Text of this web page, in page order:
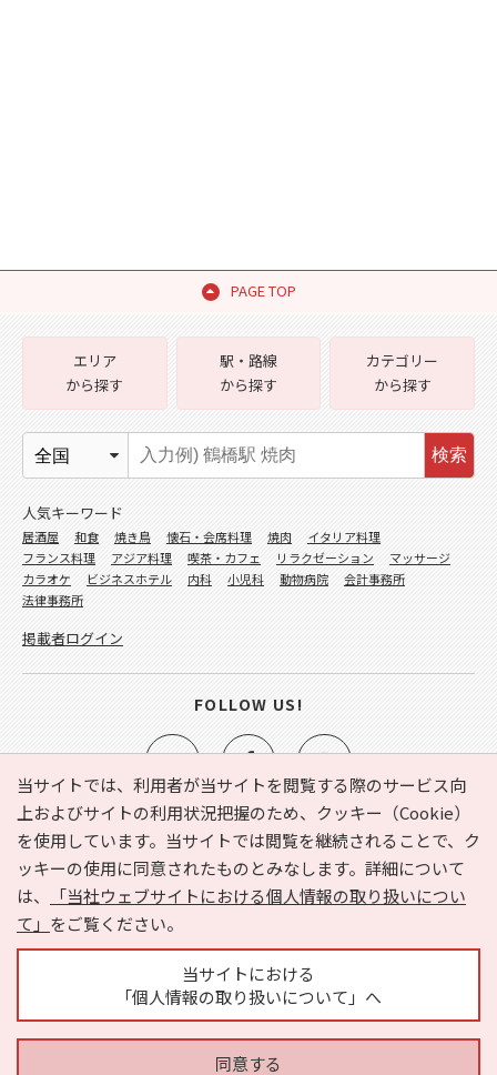
PAGE TOP
当サイトでは、利用者が当サイトを閲覧する際のサービス向
上およびサイトの利用状況把握のため、クッキー（Cookie）
を使用しています。当サイトでは閲覧を継続されることで、ク
ッキーの使用に同意されたものとみなします。詳細について
は、
「当社ウェブサイトにおける個人情報の取り扱いについ
て」 をご覧ください。
当サイトにおける
「個人情報の取り扱いについて」へ
同意する
e-NAVITA（イーナビタ）とは？ お気に入り
ヘルプ
利用規約
個人情報の取り扱いについて
運営会社
サイトマップ
広告掲載に関するお問い合わせ
エリア
から探す
駅・路線
から探す
カテゴリー
から探す
検索
人気キーワード
居酒屋 和食 焼き鳥 懐石・会席料理 焼肉
イタリア料理
フランス料理
アジア料理 喫茶・カフェ リラクゼーション
マッサージ
カラオケ
ビジネスホテル 内科 小児科 動物病院
会計事務所
法律事務所
掲載者ログイン
FOLLOW US!